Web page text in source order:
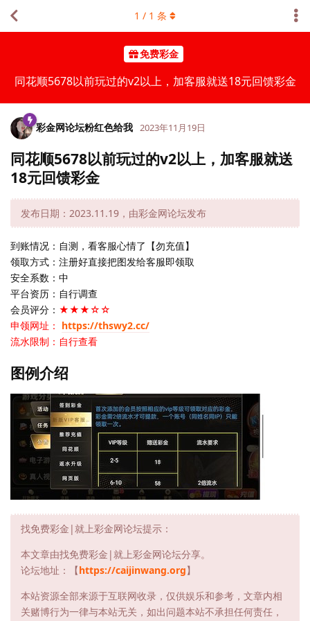
免费彩金
同花顺5678以前玩过的v2以上，加客服就送18元回馈彩金
1 / 1 条
彩金网论坛粉红色给我 2023年11月19日
同花顺5678以前玩过的v2以上，加客服就送
18元回馈彩金
发布日期：2023.11.19，由彩金网论坛发布
到账情况：自测，看客服心情了【勿充值】
领取方式：注册好直接把图发给客服即领取
安全系数：中
平台资历：自行调查
会员评分： ★★★☆☆
申领网址： https://thswy2.cc/
流水限制：自行查看
图例介绍
找免费彩金|就上彩金网论坛提示：
本文章由找免费彩金|就上彩金网论坛分享。
论坛地址：【https://caijinwang.org】
本站资源全部来源于互联网收录，仅供娱乐和参考，文章内相
关赌博行为一律与本站无关，如出问题本站不承担任何责任，